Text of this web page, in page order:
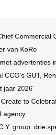
Commercial
van KoRo
advertenties
GUT, Renata
jaar 2026’
to
agency
drie